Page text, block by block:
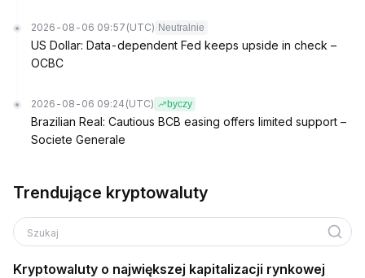
2026-08-06 09:57 (UTC) Neutralnie
US Dollar: Data-dependent Fed keeps upside in check –
OCBC
2026-08-06 09:24 (UTC) byczy
Brazilian Real: Cautious BCB easing offers limited support –
Societe Generale
Trendujące kryptowaluty
Szukaj
Kryptowaluty o największej kapitalizacji rynkowej